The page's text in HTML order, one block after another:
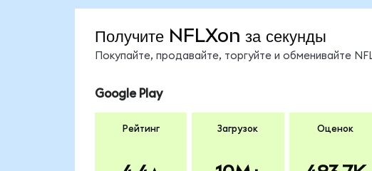
Получите NFLXon за секунды
Покупайте, продавайте, торгуйте и обменивайте
Google Play
Рейтинг Загрузок Оценок